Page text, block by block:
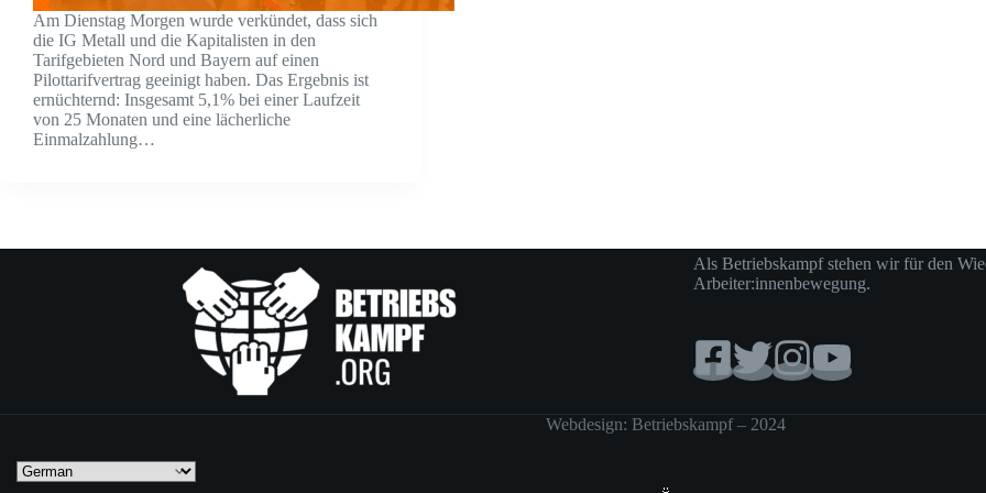
Am Dienstag Morgen wurde verkündet, dass sich
die IG Metall und die Kapitalisten in den
Tarifgebieten Nord und Bayern auf einen
Pilottarifvertrag geeinigt haben. Das Ergebnis ist
ernüchternd: Insgesamt 5,1% bei einer Laufzeit
von 25 Monaten und eine lächerliche
Einmalzahlung…
Als Betriebskampf stehen wir für den
Arbeiter:innenbewegung.
Webdesign: Betriebskampf – 2024